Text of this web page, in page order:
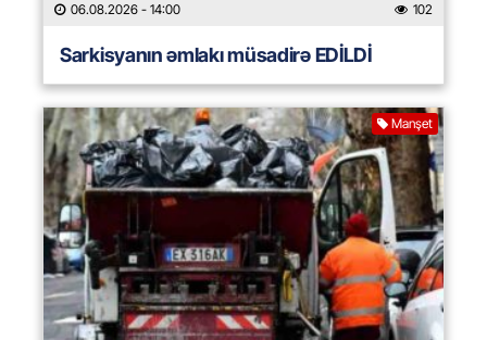
06.08.2026 - 14:00 102
Sarkisyanın əmlakı müsadirə EDİLDİ
Manşet